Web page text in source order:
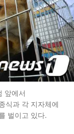
앞에서
식과 각 지자체에
벌이고 있다.